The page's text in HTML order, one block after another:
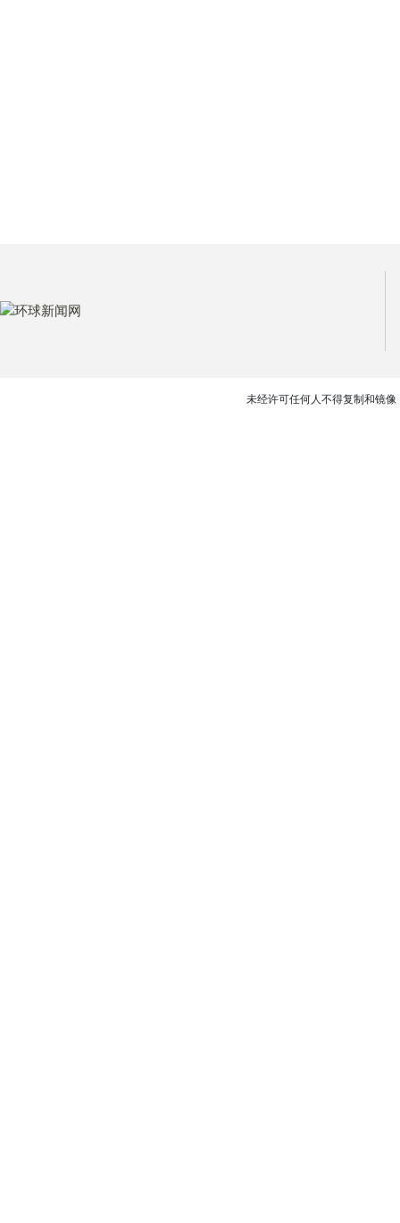
未经许可任何人不得复制和镜